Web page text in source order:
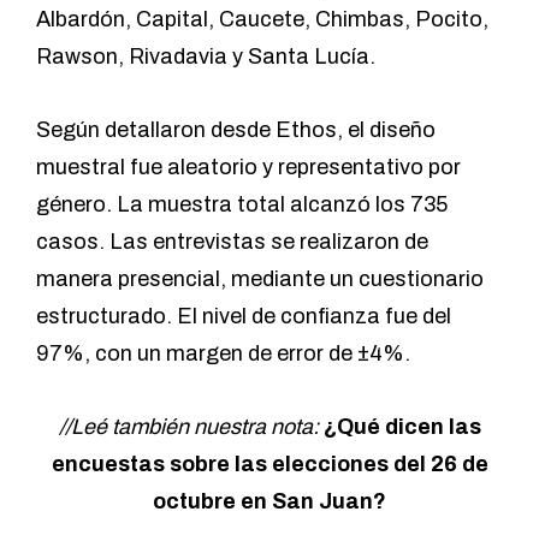
Albardón, Capital, Caucete, Chimbas, Pocito,
Rawson, Rivadavia y Santa Lucía.
Según detallaron desde Ethos, el diseño
muestral fue aleatorio y representativo por
género. La muestra total alcanzó los 735
casos. Las entrevistas se realizaron de
manera presencial, mediante un cuestionario
estructurado. El nivel de confianza fue del
97%, con un margen de error de ±4%.
//Leé también nuestra nota: ¿Qué dicen las
encuestas sobre las elecciones del 26 de
octubre en San Juan?